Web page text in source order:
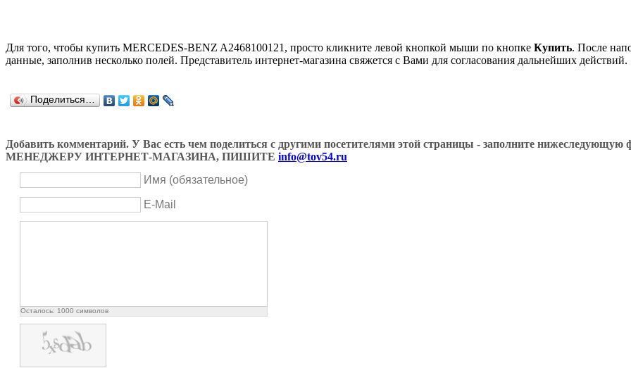
Для того, чтобы купить MERCEDES-BENZ A2468100121, просто кликните левой кнопкой мыши по кнопке Купить. После
данные, заполнив несколько полей. Представитель интернет-магазина свяжется с Вами для согласования дальнейших действий.
Поделиться…
Добавить комментарий. У Вас есть чем поделиться с другими посетителями этой страницы - заполните
МЕНЕДЖЕРУ ИНТЕРНЕТ-МАГАЗИНА, ПИШИТЕ info@tov54.ru
Имя (обязательное)
E-Mail
Осталось: 1000 символов